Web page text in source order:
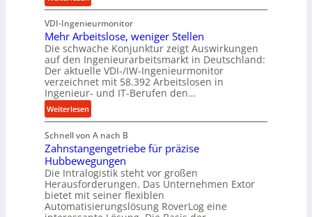
b
u
n
d
H
y
d
r
a
l
i
k
i
m
V
u
n
d
l
a
n
g
e
b
i
g
e
K
u
g
K
r
o
n
e
s
s
t
e
g
e
r
t
U
m
VDI-Ingenieurmonitor
Mehr Arbeitslose, weniger Stellen
Die schwache Konjunktur zeigt Auswirkungen
auf den Ingenieurarbeitsmarkt in Deutschland:
Der aktuelle VDI-/IW-Ingenieurmonitor
verzeichnet mit 58.392 Arbeitslosen in
Ingenieur- und IT-Berufen den…
Weiterlesen:
M
e
h
r
A
r
b
e
Schnell von A nach B
Zahnstangengetriebe für präzise
Hubbewegungen
Die Intralogistik steht vor großen
Herausforderungen. Das Unternehmen Extor
bietet mit seiner flexiblen
Automatisierungslösung RoverLog eine